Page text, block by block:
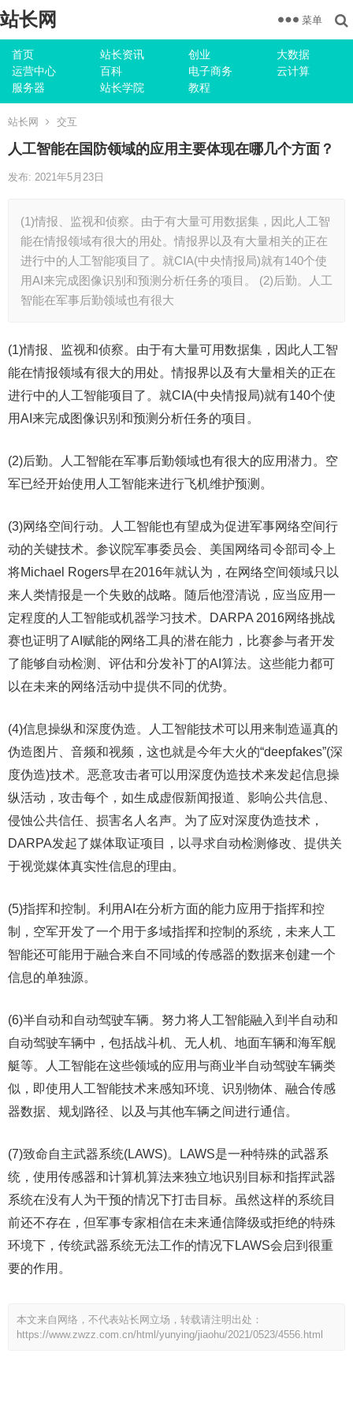
站长网
首页 站长资讯 创业
大数据
运营中心
百科 电子商务
云计算
服务器
站长学院 教程
菜单
站长网 交互
人工智能在国防领域的应用主要体现在哪几个方面？
发布: 2021年5月23日
(1)情报、监视和侦察。由于有大量可用数据集，因此人工智
能在情报领域有很大的用处。情报界以及有大量相关的正在
进行中的人工智能项目了。就CIA(中央情报局)就有140个使
用AI来完成图像识别和预测分析任务的项目。 (2)后勤。人工
智能在军事后勤领域也有很大
(1)情报、监视和侦察。由于有大量可用数据集，因此人工智
能在情报领域有很大的用处。情报界以及有大量相关的正在
进行中的人工智能项目了。就CIA(中央情报局)就有140个使
用AI来完成图像识别和预测分析任务的项目。
(2)后勤。人工智能在军事后勤领域也有很大的应用潜力。空
军已经开始使用人工智能来进行飞机维护预测。
(3)网络空间行动。人工智能也有望成为促进军事网络空间行
动的关键技术。参议院军事委员会、美国网络司令部司令上
将Michael Rogers早在2016年就认为，在网络空间领域只以
来人类情报是一个失败的战略。随后他澄清说，应当应用一
定程度的人工智能或机器学习技术。DARPA 2016网络挑战
赛也证明了AI赋能的网络工具的潜在能力，比赛参与者开发
了能够自动检测、评估和分发补丁的AI算法。这些能力都可
以在未来的网络活动中提供不同的优势。
(4)信息操纵和深度伪造。人工智能技术可以用来制造逼真的
伪造图片、音频和视频，这也就是今年大火的“deepfakes”(深
度伪造)技术。恶意攻击者可以用深度伪造技术来发起信息操
纵活动，攻击每个，如生成虚假新闻报道、影响公共信息、
侵蚀公共信任、损害名人名声。为了应对深度伪造技术，
DARPA发起了媒体取证项目，以寻求自动检测修改、提供关
于视觉媒体真实性信息的理由。
(5)指挥和控制。利用AI在分析方面的能力应用于指挥和控
制，空军开发了一个用于多域指挥和控制的系统，未来人工
智能还可能用于融合来自不同域的传感器的数据来创建一个
信息的单独源。
(6)半自动和自动驾驶车辆。努力将人工智能融入到半自动和
自动驾驶车辆中，包括战斗机、无人机、地面车辆和海军舰
艇等。人工智能在这些领域的应用与商业半自动驾驶车辆类
似，即使用人工智能技术来感知环境、识别物体、融合传感
器数据、规划路径、以及与其他车辆之间进行通信。
(7)致命自主武器系统(LAWS)。LAWS是一种特殊的武器系
统，使用传感器和计算机算法来独立地识别目标和指挥武器
系统在没有人为干预的情况下打击目标。虽然这样的系统目
前还不存在，但军事专家相信在未来通信降级或拒绝的特殊
环境下，传统武器系统无法工作的情况下LAWS会启到很重
要的作用。
本文来自网络，不代表站长网立场，转载请注明出处：
https://www.zwzz.com.cn/html/yunying/jiaohu/2021/0523/4556.html